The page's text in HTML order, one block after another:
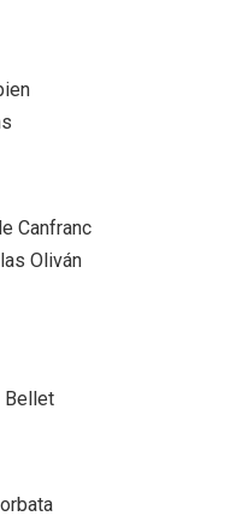
Canfranc
Oliván
Bellet